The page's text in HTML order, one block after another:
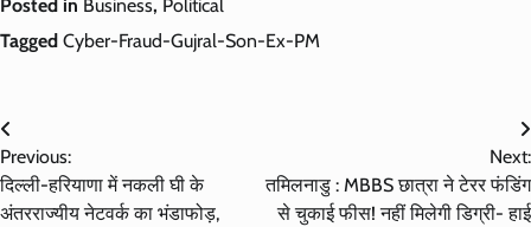
Posted in Business, Political
Tagged Cyber-Fraud-Gujral-Son-Ex-PM
Post
navigation
Previous:
दिल्ली-हरियाणा में नकली घी के
अंतरराज्यीय नेटवर्क का भंडाफोड़,
Next:
तमिलनाडु : MBBS छात्रा ने टेरर फंडिंग
से चुकाई फीस! नहीं मिलेगी डिग्री- हाई